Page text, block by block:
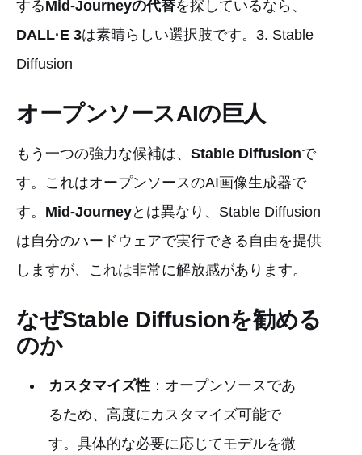
するMid-Journeyの代替を探しているなら、
DALL·E 3は素晴らしい選択肢です。3. Stable
Diffusion
オープンソースAIの巨人
もう一つの強力な候補は、 Stable Diffusionで
す。これはオープンソースのAI画像生成器で
す。 Mid-Journeyとは異なり、Stable Diffusion
は自分のハードウェアで実行できる自由を提供
しますが、これは非常に解放感があります。
なぜStable Diffusionを勧める
のか
カスタマイズ性：オープンソースであ
るため、高度にカスタマイズ可能で
す。具体的な必要に応じてモデルを微